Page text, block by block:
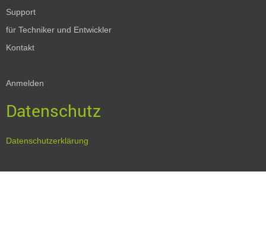
Support
für Techniker und Entwickler
Kontakt
Anmelden
Datenschutz
Datenschutzerklärung